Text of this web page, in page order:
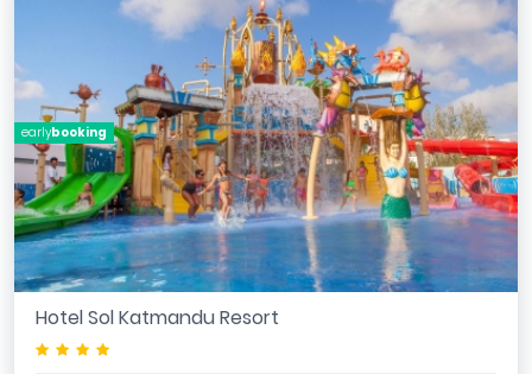
Hotel Sol Katmandu Resort
earlybooking